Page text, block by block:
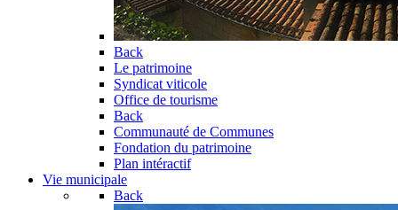
Back
Le patrimoine
Syndicat viticole
Office de tourisme
Back
Communauté de Communes
Fondation du patrimoine
Plan intéractif
Vie municipale
Back